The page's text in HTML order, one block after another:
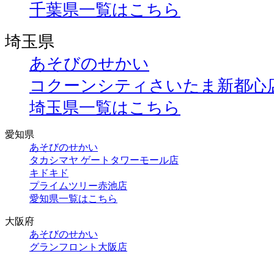
千葉県一覧はこちら
埼玉県
あそびのせかい
コクーンシティさいたま新都心
埼玉県一覧はこちら
愛知県
あそびのせかい
タカシマヤ ゲートタワーモール店
キドキド
プライムツリー赤池店
愛知県一覧はこちら
大阪府
あそびのせかい
グランフロント大阪店